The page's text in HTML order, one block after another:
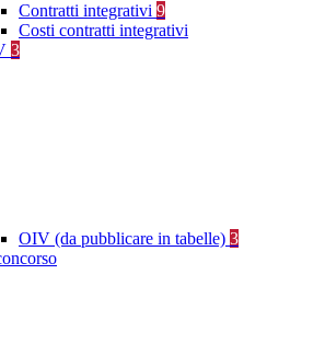
Contratti integrativi 9
Costi contratti integrativi
3
OIV (da pubblicare in tabelle) 3